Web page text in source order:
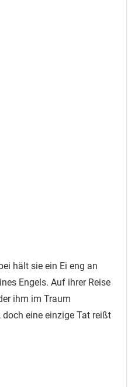
hält sie ein Ei eng an
Engels. Auf ihrer Reise
ihm im Traum
eine einzige Tat reißt